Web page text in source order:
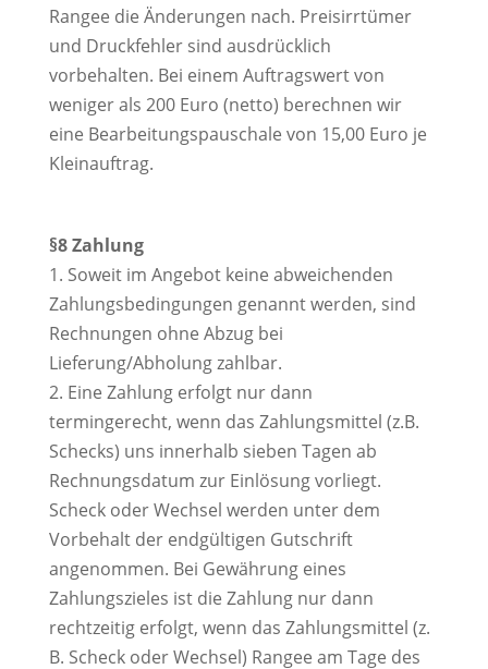
Rangee die Änderungen nach. Preisirrtümer
und Druckfehler sind ausdrücklich
vorbehalten. Bei einem Auftragswert von
weniger als 200 Euro (netto) berechnen wir
eine Bearbeitungspauschale von 15,00 Euro je
Kleinauftrag.
§8 Zahlung
1. Soweit im Angebot keine abweichenden
Zahlungsbedingungen genannt werden, sind
Rechnungen ohne Abzug bei
Lieferung/Abholung zahlbar.
2. Eine Zahlung erfolgt nur dann
termingerecht, wenn das Zahlungsmittel (z.B.
Schecks) uns innerhalb sieben Tagen ab
Rechnungsdatum zur Einlösung vorliegt.
Scheck oder Wechsel werden unter dem
Vorbehalt der endgültigen Gutschrift
angenommen. Bei Gewährung eines
Zahlungszieles ist die Zahlung nur dann
rechtzeitig erfolgt, wenn das Zahlungsmittel (z.
B. Scheck oder Wechsel) Rangee am Tage des